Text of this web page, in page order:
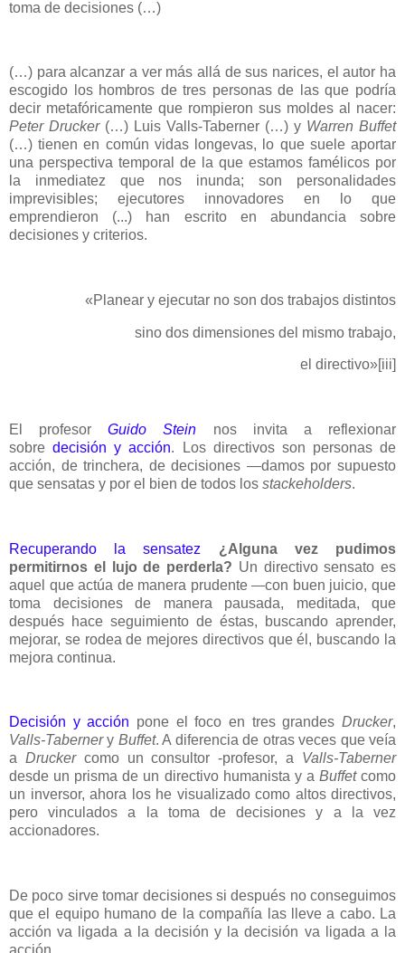
toma de decisiones (…)
(…) para alcanzar a ver más allá de sus narices, el autor ha
escogido los hombros de tres personas de las que podría
decir metafóricamente que rompieron sus moldes al nacer:
Peter Drucker(…) Luis Valls-Taberner (…) y Warren Buffet
(…) tienen en común vidas longevas, lo que suele aportar
una perspectiva temporal de la que estamos famélicos por
la inmediatez que nos inunda; son personalidades
imprevisibles; ejecutores innovadores en lo que
emprendieron (...) han escrito en abundancia sobre
decisiones y criterios.
«Planear y ejecutar no son dos trabajos distintos
sino dos dimensiones del mismo trabajo,
el directivo» [iii]
El profesorGuido Stein nos invita a reflexionar
sobredecisión y acción. Los directivos son personas de
acción, de trinchera, de decisiones ―damos por supuesto
que sensatas y por el bien de todos los stackeholders.
Recuperando la sensatez
¿Alguna vez pudimos
permitirnos el lujo de perderla? Un directivo sensato es
aquel que actúa de manera prudente—con buen juicio, que
toma decisiones de manera pausada, meditada, que
después hace seguimiento de éstas, buscando aprender,
mejorar, se rodea de mejores directivos que él, buscando la
mejora continua.
Decisión y acción pone el foco en tres grandesDrucker,
Valls-Tabernery Buffet. A diferencia de otras veces que veía
a Druckercomo un consultor -profesor, a Valls-Taberner
desde un prisma de un directivo humanista y a Buffetcomo
un inversor, ahora los he visualizado como altos directivos,
pero vinculados a la toma de decisiones y a la vez
accionadores.
De poco sirve tomar decisiones si después no conseguimos
que el equipo humano de la compañía las lleve a cabo. La
acción va ligada a la decisión y la decisión va ligada a la